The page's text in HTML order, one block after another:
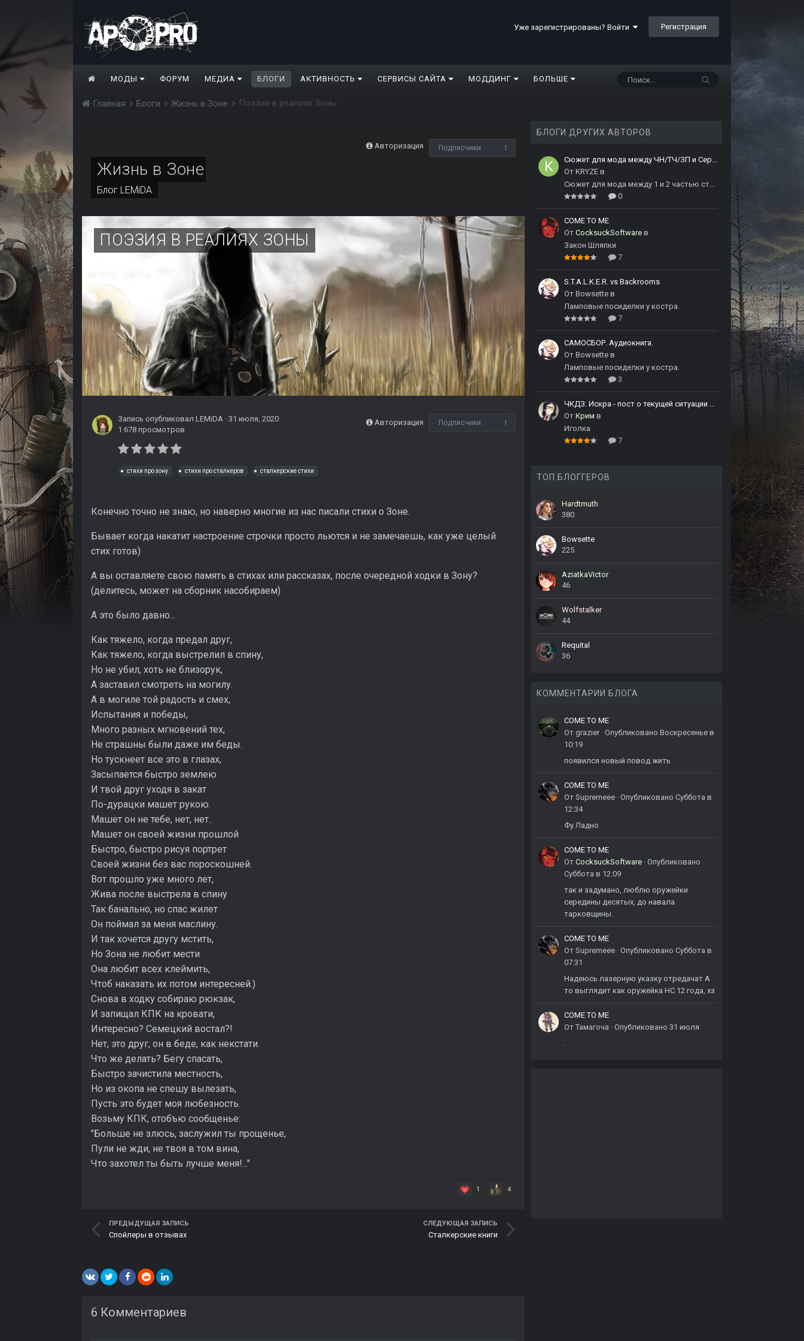
Уже зарегистрированы? Войти Регистрация
МОДЫ ФОРУМ МЕДИА БЛОГИ АКТИВНОСТЬ СЕРВИСЫ САЙТА МОДДИНГ БОЛЬШЕ
Главная Блоги Жизнь в Зоне Поэзия в реалиях Зоны
Авторизация Подписчики 1
Жизнь в Зоне
Блог LEMiDA
ПОЭЗИЯ В РЕАЛИЯХ ЗОНЫ
Авторизация Подписчики 1
Запись опубликовал LEMiDA · 31 июля, 2020
1 678 просмотров
стихи про зону стихи про сталкеров сталкерские стихи
Конечно точно не знаю, но наверно многие из нас писали стихи о Зоне.
Бывает когда накатит настроение строчки просто льются и не замечаешь, как уже целый
стих готов)
А вы оставляете свою память в стихах или рассказах, после очередной ходки в Зону?
(делитесь, может на сборник насобираем)
А это было давно...
Как тяжело, когда предал друг,
Как тяжело, когда выстрелил в спину,
Но не убил, хоть не близорук,
А заставил смотреть на могилу.
А в могиле той радость и смех,
Испытания и победы,
Много разных мгновений тех,
Не страшны были даже им беды.
Но тускнеет все это в глазах,
Засыпается быстро землею
И твой друг уходя в закат
По-дурацки машет рукою.
Машет он не тебе, нет, нет..
Машет он своей жизни прошлой
Быстро, быстро рисуя портрет
Своей жизни без вас пороскошней.
Вот прошло уже много лет,
Жива после выстрела в спину
Так банально, но спас жилет
Он поймал за меня маслину.
И так хочется другу мстить,
Но Зона не любит мести
Она любит всех клеймить,
Чтоб наказать их потом интересней.)
Снова в ходку собираю рюкзак,
И запищал КПК на кровати,
Интересно? Семецкий востал?!
Нет, это друг, он в беде, как некстати.
Что же делать? Бегу спасать,
Быстро зачистила местность,
Но из окопа не спешу вылезать,
Пусть это будет моя любезность.
Возьму КПК, отобъю сообщенье:
"Больше не злюсь, заслужил ты прощенье,
Пули не жди, не твоя в том вина,
Что захотел ты быть лучше меня!..."
1 4
ПРЕДЫДУЩАЯ ЗАПИСЬ
Спойлеры в отзывах
СЛЕДУЮЩАЯ ЗАПИСЬ
Сталкерские книги
6 Комментариев
БЛОГИ ДРУГИХ АВТОРОВ
Сюжет для мода между ЧН/ТЧ/ЗП и Сердцем Чернобыля
От KRYZE в
0
COME TO ME
От CocksuckSoftware в
Закон Шляпки
7
S.T.A.L.K.E.R. vs Backrooms
От Bowsette в
Ламповые посиделки у костра.
7
САМОСБОР. Аудиокнига.
От Bowsette в
Ламповые посиделки у костра.
3
ЧКДЗ: Искра - пост о текущей ситуации и с извинениями
От Крим в
Иголка
7
ТОП БЛОГГЕРОВ
Hardtmuth
380
Bowsette
225
AziatkaVictor
46
Wolfstalker
44
Requital
36
КОММЕНТАРИИ БЛОГА
COME TO ME
От grazier · Опубликовано Воскресенье в
10:19
появился новый повод жить
COME TO ME
От Supremeee · Опубликовано Суббота в
12:34
Фу Ладно
COME TO ME
От CocksuckSoftware · Опубликовано
Суббота в 12:09
так и задумано, люблю оружейки
середины десятых, до навала
тарковщины.
COME TO ME
От Supremeee · Опубликовано Суббота в
07:31
Надеюсь лазерную указку отредачат А
то выглядит как оружейка НС 12 года, хз
COME TO ME
От Тамагоча · Опубликовано 31 июля
.